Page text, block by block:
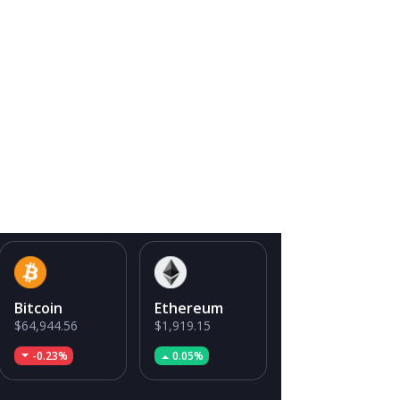
Bitcoin
$64,944.56
-0.23%
Ethereum
$1,919.15
0.05%